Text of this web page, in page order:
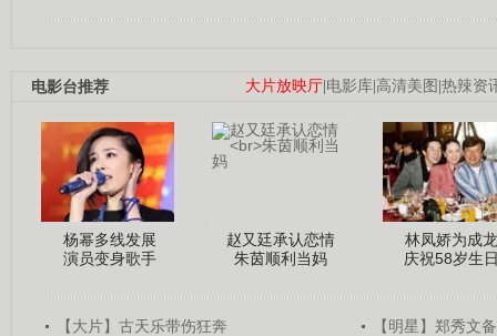
大片放映厅 电影库 高清美图 热辣资
电影台推荐
杨幂多线发展
演员变身歌手
赵又廷承认恋情
朱茵顺利当妈
林凤娇为成龙
庆祝58岁生
【大片】古天乐带伤狂奔
【明星】郑秀文